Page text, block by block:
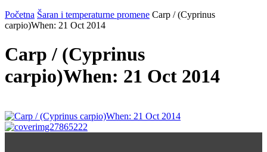
Početna Šaran i temperaturne promene Carp / (Cyprinus
carpio)When: 21 Oct 2014
Carp / (Cyprinus
carpio)When: 21 Oct 2014